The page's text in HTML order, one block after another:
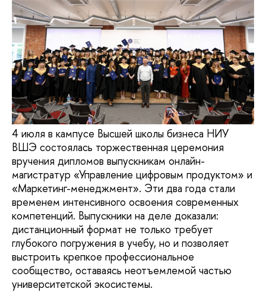
4 июля в кампусе Высшей школы бизнеса НИУ
ВШЭ состоялась торжественная церемония
вручения дипломов выпускникам онлайн-
магистратур «Управление цифровым продуктом» и
«Маркетинг-менеджмент». Эти два года стали
временем интенсивного освоения современных
компетенций. Выпускники на деле доказали:
дистанционный формат не только требует
глубокого погружения в учебу, но и позволяет
выстроить крепкое профессиональное
сообщество, оставаясь неотъемлемой частью
университетской экосистемы.